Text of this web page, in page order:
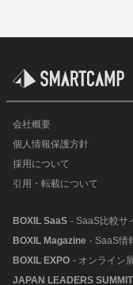
会社概要
個人情報保護方針
採用について
引用・転載について
BOXIL SaaS - SaaS比較サ
BOXIL Magazine - SaaS情
BOXIL EXPO - オンライン
JAPAN LEADERS SUMMIT